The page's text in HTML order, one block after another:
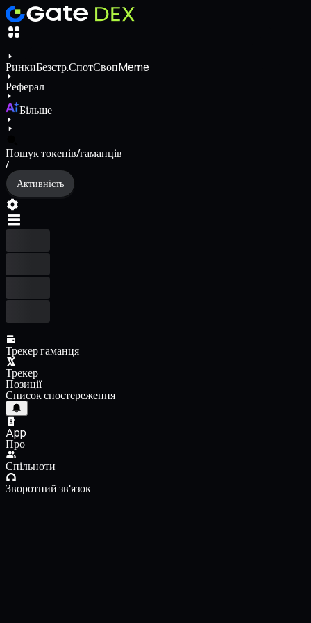
РинкиБезстр.СпотСвопMeme
Реферал
Більше
Пошук токенів/гаманців
/
Активність
Трекер гаманця
Трекер
Позиції
Список спостереження
App
Про
Спільноти
Зворотний зв'язок